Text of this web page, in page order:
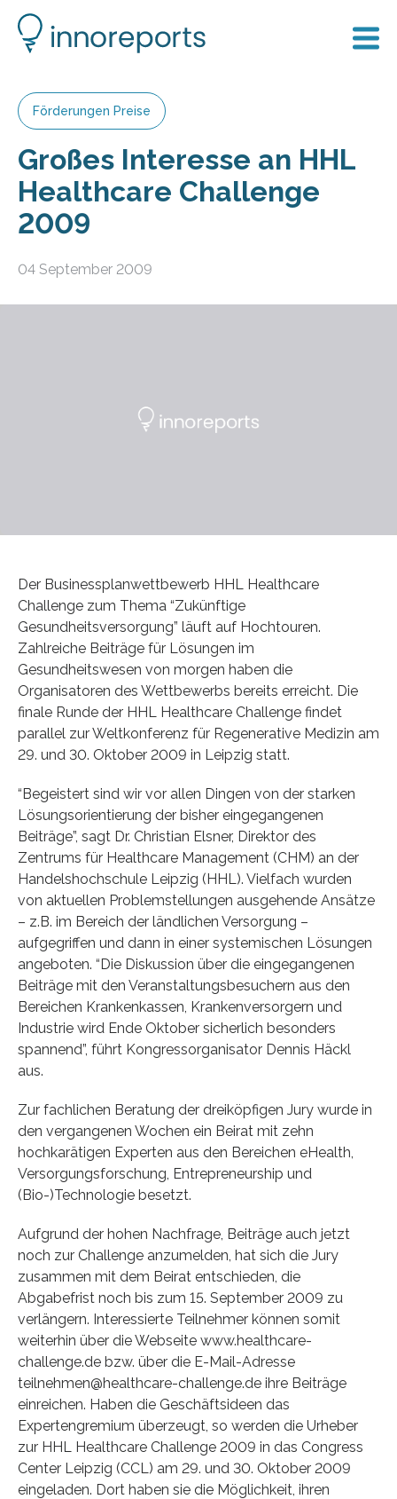
Förderungen Preise
Großes Interesse an HHL
Healthcare Challenge
2009
04 September 2009
Der Businessplanwettbewerb HHL Healthcare
Challenge zum Thema “Zukünftige
Gesundheitsversorgung” läuft auf Hochtouren.
Zahlreiche Beiträge für Lösungen im
Gesundheitswesen von morgen haben die
Organisatoren des Wettbewerbs bereits erreicht. Die
finale Runde der HHL Healthcare Challenge findet
parallel zur Weltkonferenz für Regenerative Medizin am
29. und 30. Oktober 2009 in Leipzig statt.
“Begeistert sind wir vor allen Dingen von der starken
Lösungsorientierung der bisher eingegangenen
Beiträge”, sagt Dr. Christian Elsner, Direktor des
Zentrums für Healthcare Management (CHM) an der
Handelshochschule Leipzig (HHL). Vielfach wurden
von aktuellen Problemstellungen ausgehende Ansätze
– z.B. im Bereich der ländlichen Versorgung –
aufgegriffen und dann in einer systemischen Lösungen
angeboten. “Die Diskussion über die eingegangenen
Beiträge mit den Veranstaltungsbesuchern aus den
Bereichen Krankenkassen, Krankenversorgern und
Industrie wird Ende Oktober sicherlich besonders
spannend”, führt Kongressorganisator Dennis Häckl
aus.
Zur fachlichen Beratung der dreiköpfigen Jury wurde in
den vergangenen Wochen ein Beirat mit zehn
hochkarätigen Experten aus den Bereichen eHealth,
Versorgungsforschung, Entrepreneurship und
(Bio-)Technologie besetzt.
Aufgrund der hohen Nachfrage, Beiträge auch jetzt
noch zur Challenge anzumelden, hat sich die Jury
zusammen mit dem Beirat entschieden, die
Abgabefrist noch bis zum 15. September 2009 zu
verlängern. Interessierte Teilnehmer können somit
weiterhin über die Webseite www.healthcare-
challenge.de bzw. über die E-Mail-Adresse
teilnehmen@healthcare-challenge.de ihre Beiträge
einreichen. Haben die Geschäftsideen das
Expertengremium überzeugt, so werden die Urheber
zur HHL Healthcare Challenge 2009 in das Congress
Center Leipzig (CCL) am 29. und 30. Oktober 2009
eingeladen. Dort haben sie die Möglichkeit, ihren